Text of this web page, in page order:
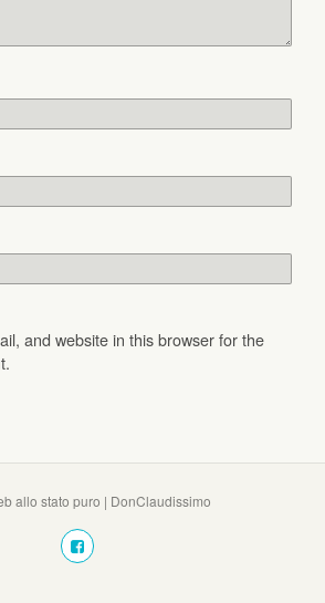
and website in this browser for the
allo stato puro | DonClaudissimo